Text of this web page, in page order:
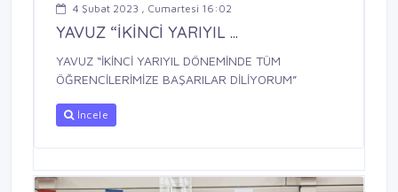
4 Şubat 2023 , Cumartesi 16:02
YAVUZ “İKİNCİ YARIYIL ...
YAVUZ “İKİNCİ YARIYIL DÖNEMİNDE TÜM
ÖĞRENCİLERİMİZE BAŞARILAR DİLİYORUM”
İncele